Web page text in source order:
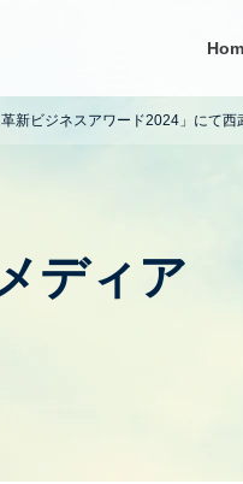
革新ビジネスアワード2024」にて
ディア